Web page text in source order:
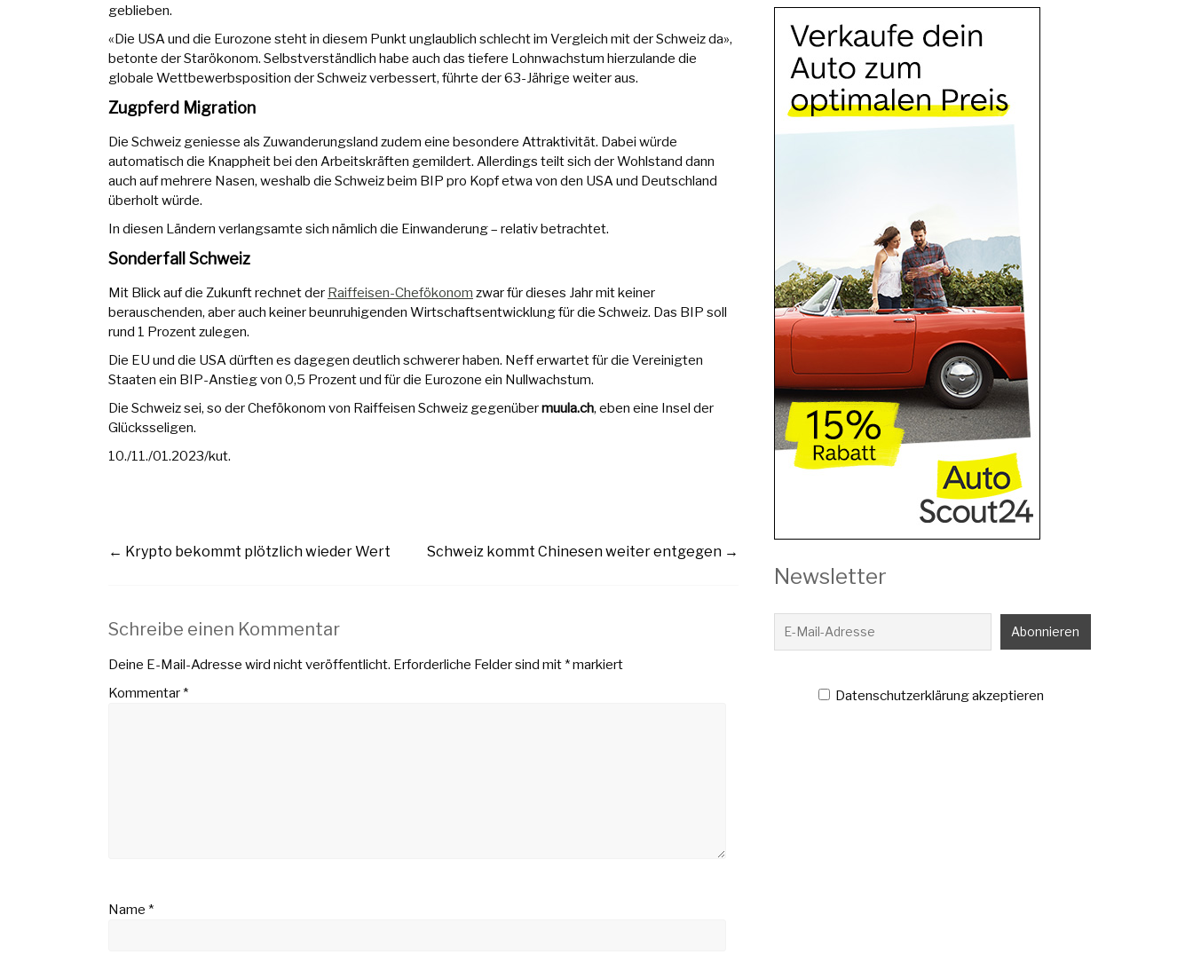
geblieben.
«Die USA und die Eurozone steht in diesem Punkt unglaublich schlecht im Vergleich mit der Schweiz da»,
betonte der Starökonom. Selbstverständlich habe auch das tiefere Lohnwachstum hierzulande die
globale Wettbewerbsposition der Schweiz verbessert, führte der 63-Jährige weiter aus.
Zugpferd Migration
Die Schweiz geniesse als Zuwanderungsland zudem eine besondere Attraktivität. Dabei würde
automatisch die Knappheit bei den Arbeitskräften gemildert. Allerdings teilt sich der Wohlstand dann
auch auf mehrere Nasen, weshalb die Schweiz beim BIP pro Kopf etwa von den USA und Deutschland
überholt würde.
In diesen Ländern verlangsamte sich nämlich die Einwanderung – relativ betrachtet.
Sonderfall Schweiz
Mit Blick auf die Zukunft rechnet der Raiffeisen-Chefökonom zwar für dieses Jahr mit keiner
berauschenden, aber auch keiner beunruhigenden Wirtschaftsentwicklung für die Schweiz. Das BIP soll
rund 1 Prozent zulegen.
Die EU und die USA dürften es dagegen deutlich schwerer haben. Neff erwartet für die Vereinigten
Staaten ein BIP-Anstieg von 0,5 Prozent und für die Eurozone ein Nullwachstum.
Die Schweiz sei, so der Chefökonom von Raiffeisen Schweiz gegenübermuula.ch, eben eine Insel der
Glücksseligen.
10./11./01.2023/kut.
← Krypto bekommt plötzlich wieder Wert Schweiz kommt Chinesen weiter entgegen →
Schreibe einen Kommentar
Deine E-Mail-Adresse wird nicht veröffentlicht. Erforderliche Felder sind mit*markiert
Kommentar*
Name *
Newsletter
Datenschutzerklärung akzeptieren